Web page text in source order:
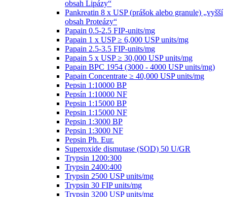
obsah Lipázy“
Pankreatin 8 x USP (prášok alebo granule) „vyšší
obsah Proteázy“
Papain 0.5-2.5 FIP-units/mg
Papain 1 x USP ≥ 6,000 USP units/mg
Papain 2.5-3.5 FIP-units/mg
Papain 5 x USP ≥ 30,000 USP units/mg
Papain BPC 1954 (3000 - 4000 USP units/mg)
Papain Concentrate ≥ 40,000 USP units/mg
Pepsin 1:10000 BP
Pepsín 1:10000 NF
Pepsin 1:15000 BP
Pepsin 1:15000 NF
Pepsin 1:3000 BP
Pepsin 1:3000 NF
Pepsin Ph. Eur.
Superoxide dismutase (SOD) 50 U/GR
Trypsin 1200:300
Trypsin 2400:400
Trypsin 2500 USP units/mg
Trypsin 30 FIP units/mg
Trypsin 3200 USP units/mg